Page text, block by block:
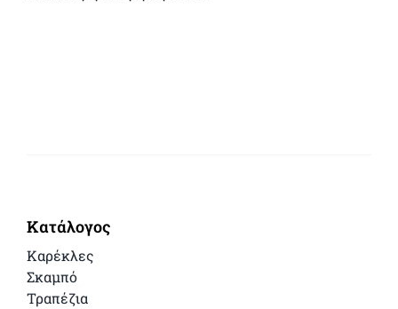
Κατάλογος
Καρέκλες
Σκαμπό
Τραπέζια